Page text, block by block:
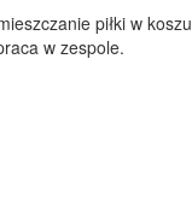
piłki w koszu
w zespole.